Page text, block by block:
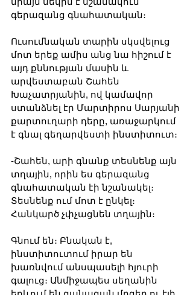
գերազանց գնահատական։
Ուսումնական տարին սկսվելուց
մոտ երեք ամիս անց նա հիշում է
այդ քննության մասին և
արվեստաբան Շահեն
Խաչատրյանին, ով կամավոր
ստանձնել էր Մարտիրոս Սարյանի
քարտուղարի դերը, առաջարկում
է գնալ գեղարվեստի ինստիտուտ։
-Շահեն, արի գնանք տեսնենք այն
տղային, որին ես գերազանց
գնահատական էի նշանակել։
Տեսնենք ում մոտ է ընկել։
Հանկարծ չփչացնեն տղային։
Գնում են։ Բնական է,
ինստիտուտում իրար են
խառնվում անսպասելի հյուրի
գալուց։ Անմիջապես սեղանին